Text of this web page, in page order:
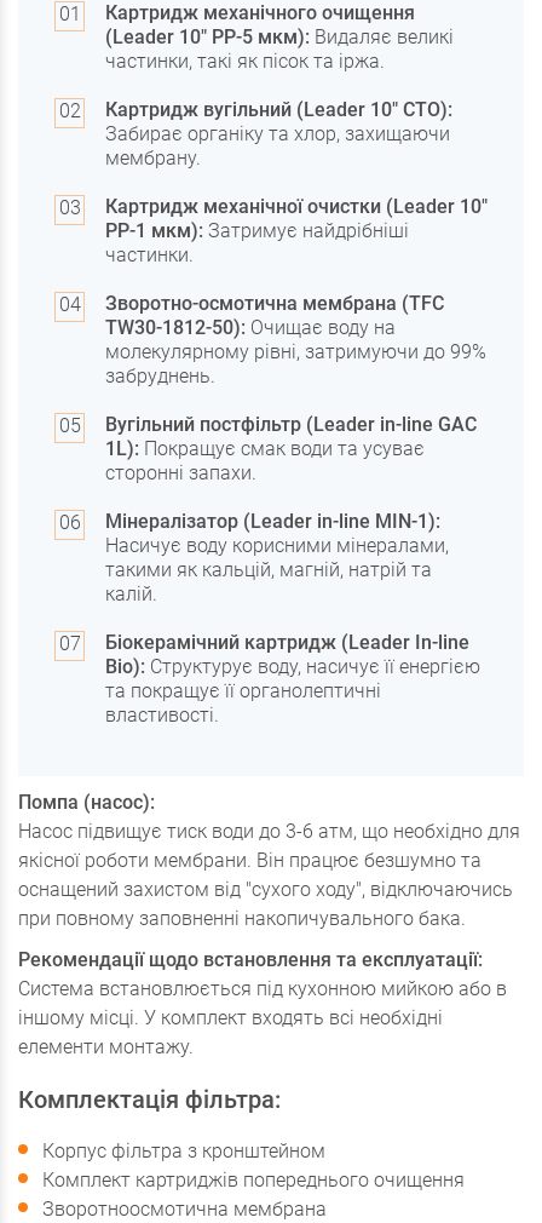
Картридж механічного очищення
(Leader 10" PP-5 мкм): Видаляє великі
частинки, такі як пісок та іржа.
Картридж вугільний (Leader 10" CTO):
Забирає органіку та хлор, захищаючи
мембрану.
Картридж механічної очистки (Leader 10"
PP-1 мкм): Затримує найдрібніші
частинки.
Зворотно-осмотична мембрана (TFC
TW30-1812-50): Очищає воду на
молекулярному рівні, затримуючи до 99%
забруднень.
Вугільний постфільтр (Leader in-line GAC
1L): Покращує смак води та усуває
сторонні запахи.
Мінералізатор (Leader in-line MIN-1):
Насичує воду корисними мінералами,
такими як кальцій, магній, натрій та
калій.
Біокерамічний картридж (Leader In-line
Bio): Структурує воду, насичує її енергією
та покращує її органолептичні
властивості.
Помпа (насос):
Насос підвищує тиск води до 3-6 атм, що необхідно для
якісної роботи мембрани. Він працює безшумно та
оснащений захистом від "сухого ходу", відключаючись
при повному заповненні накопичувального бака.
Рекомендації щодо встановлення та експлуатації:
Система встановлюється під кухонною мийкою або в
іншому місці. У комплект входять всі необхідні
елементи монтажу.
Комплектація фільтра:
Корпус фільтра з кронштейном
Комплект картриджів попереднього очищення
Зворотноосмотична мембрана